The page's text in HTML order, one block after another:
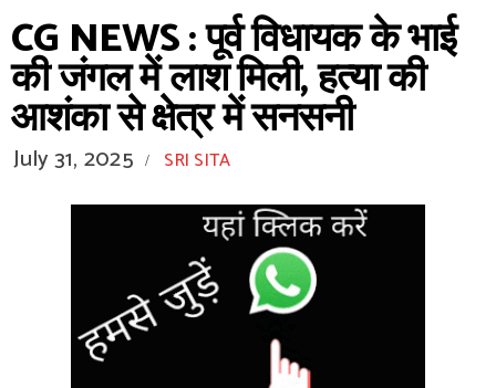
CG NEWS : पूर्व विधायक के भाई
की जंगल में लाश मिली, हत्या की
आशंका से क्षेत्र में सनसनी
July 31, 2025 / SRI SITA